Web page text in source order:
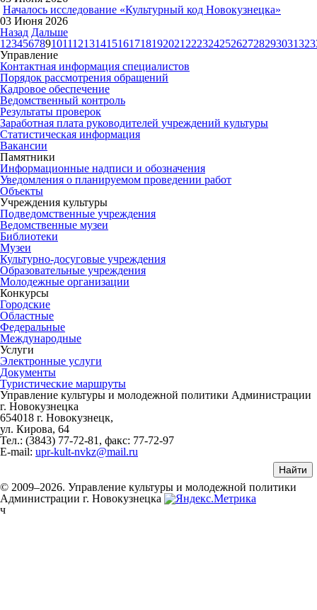
Началось исследование «Культурный код Новокузнецка»
03 Июня 2026
Назад Дальше
1 23456789101112131415161718192021 2223242526272829303132
Управление
Контактная информация специалистов
Порядок рассмотрения обращений
Кадровое обеспечение
Ведомственный контроль
Результаты проверок
Заработная плата руководителей учреждений культуры
Статистическая информация
Вакансии
Памятники
Информационные надписи и обозначения
Уведомления о планируемом проведении работ
Объекты
Учреждения культуры
Подведомственные учреждения
Ведомственные музеи
Библиотеки
Музеи
Культурно-досуговые учреждения
Образовательные учреждения
Молодежные организации
Конкурсы
Городские
Областные
Федеральные
Международные
Услуги
Электронные услуги
Документы
Туристические маршруты
Управление культуры и молодежной политики Администрации
г. Новокузнецка
654018 г. Новокузнецк,
ул. Кирова, 64
Тел.: (3843) 77-72-81 , факс: 77-72-97
E-mail: upr-kult-nvkz@mail.ru
© 2009–2026. Управление культуры и молодежной политики
Администрации г. Новокузнецка
ч